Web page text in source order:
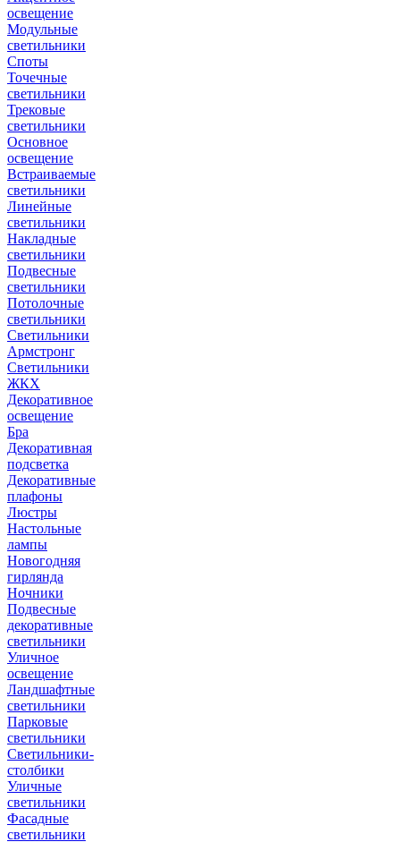
освещение
Модульные
светильники
Споты
Точечные
светильники
Трековые
светильники
Основное
освещение
Встраиваемые
светильники
Линейные
светильники
Накладные
светильники
Подвесные
светильники
Потолочные
светильники
Светильники
Армстронг
Светильники
ЖКХ
Декоративное
освещение
Бра
Декоративная
подсветка
Декоративные
плафоны
Люстры
Настольные
лампы
Новогодняя
гирлянда
Ночники
Подвесные
декоративные
светильники
Уличное
освещение
Ландшафтные
светильники
Парковые
светильники
Светильники-
столбики
Уличные
светильники
Фасадные
светильники